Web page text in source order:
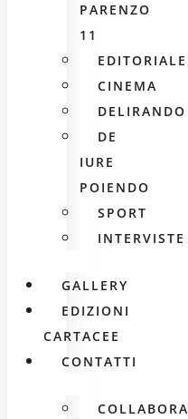
PARENZO
11
EDITORIALE
CINEMA
DELIRANDO
DE
IURE
POIENDO
SPORT
INTERVISTE
GALLERY
EDIZIONI
CARTACEE
CONTATTI
COLLABORA